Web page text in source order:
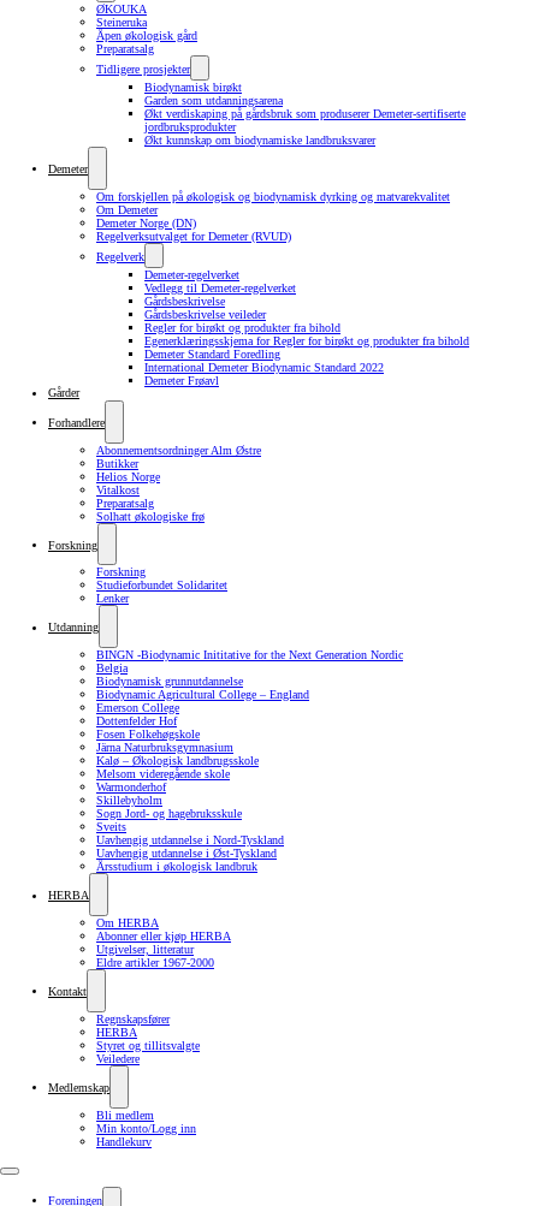
ØKOUKA
Steineruka
Åpen økologisk gård
Preparatsalg
Tidligere prosjekter
Biodynamisk birøkt
Garden som utdanningsarena
Økt verdiskaping på gårdsbruk som produserer Demeter-sertifiserte
jordbruksprodukter
Økt kunnskap om biodynamiske landbruksvarer
Demeter
Om forskjellen på økologisk og biodynamisk dyrking og matvarekvalitet
Om Demeter
Demeter Norge (DN)
Regelverksutvalget for Demeter (RVUD)
Regelverk
Demeter-regelverket
Vedlegg til Demeter-regelverket
Gårdsbeskrivelse
Gårdsbeskrivelse veileder
Regler for birøkt og produkter fra bihold
Egenerklæringsskjema for Regler for birøkt og produkter fra bihold
Demeter Standard Foredling
International Demeter Biodynamic Standard 2022
Demeter Frøavl
Gårder
Forhandlere
Abonnementsordninger Alm Østre
Butikker
Helios Norge
Vitalkost
Preparatsalg
Solhatt økologiske frø
Forskning
Forskning
Studieforbundet Solidaritet
Lenker
Utdanning
BINGN -Biodynamic Inititative for the Next Generation Nordic
Belgia
Biodynamisk grunnutdannelse
Biodynamic Agricultural College – England
Emerson College
Dottenfelder Hof
Fosen Folkehøgskole
Järna Naturbruksgymnasium
Kalø – Økologisk landbrugsskole
Melsom videregående skole
Warmonderhof
Skillebyholm
Sogn Jord- og hagebruksskule
Sveits
Uavhengig utdannelse i Nord-Tyskland
Uavhengig utdannelse i Øst-Tyskland
Årsstudium i økologisk landbruk
HERBA
Om HERBA
Abonner eller kjøp HERBA
Utgivelser, litteratur
Eldre artikler 1967-2000
Kontakt
Regnskapsfører
HERBA
Styret og tillitsvalgte
Veiledere
Medlemskap
Bli medlem
Min konto/Logg inn
Handlekurv
Foreningen